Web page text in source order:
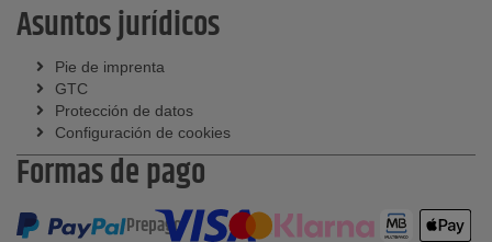
Asuntos jurídicos
Pie de imprenta
GTC
Protección de datos
Configuración de cookies
Formas de pago
Prepago